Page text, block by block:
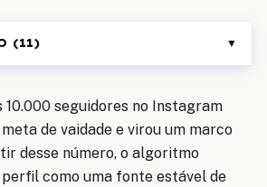
(11) ▼
seguidores no Instagram
de vaidade e virou um marco
desse número, o algoritmo
como uma fonte estável de